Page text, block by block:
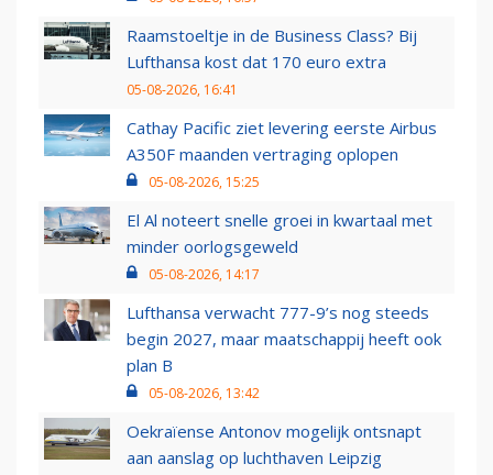
Raamstoeltje in de Business Class? Bij
Lufthansa kost dat 170 euro extra
05-08-2026, 16:41
Cathay Pacific ziet levering eerste Airbus
A350F maanden vertraging oplopen
05-08-2026, 15:25
El Al noteert snelle groei in kwartaal met
minder oorlogsgeweld
05-08-2026, 14:17
Lufthansa verwacht 777-9’s nog steeds
begin 2027, maar maatschappij heeft ook
plan B
05-08-2026, 13:42
Oekraïense Antonov mogelijk ontsnapt
aan aanslag op luchthaven Leipzig